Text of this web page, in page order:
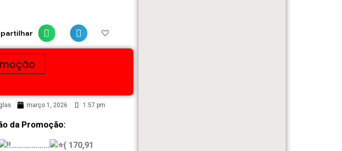
março 1, 2026 1:57 pm
da Promoção:
…….…………
( 170,91